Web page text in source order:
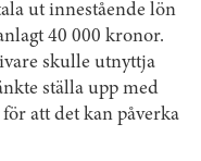
ut innestående lön
40 000 kronor.
skulle utnyttja
ställa upp med
att det kan påverka